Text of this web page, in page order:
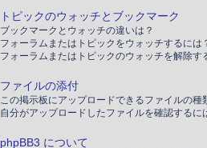
トピックのウォッチとブックマーク
ブックマークとウォッチの違いは？
フォーラムまたはトピックをウォッチするには
フォーラムまたはトピックのウォッチを解除す
ファイルの添付
この掲示板にアップロードできるファイルの種
自分がアップロードしたファイルを確認するに
phpBB3 について